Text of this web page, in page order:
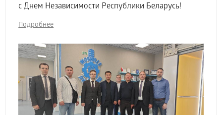
с Днем Независимости Республики Беларусь!
Подробнее